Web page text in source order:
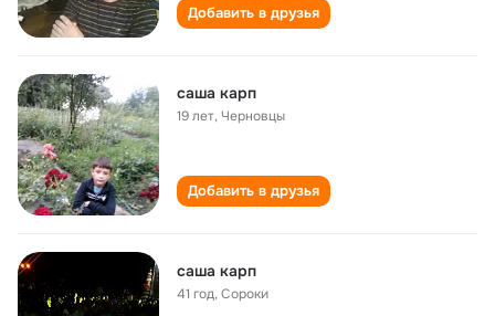
Добавить в друзья
саша карп
19 лет,Черновцы
Добавить в друзья
саша карп
41 год,Сороки